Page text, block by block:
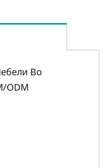
Во
ODM